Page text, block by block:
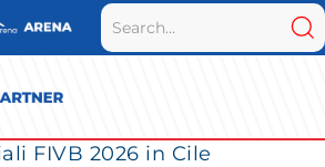
FIVB 2026 in Cile